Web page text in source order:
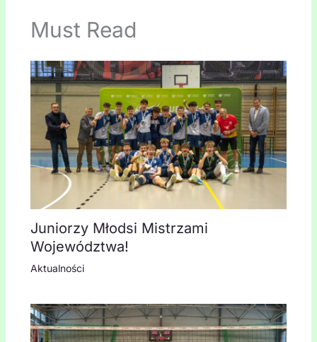
Must Read
Juniorzy Młodsi Mistrzami
Województwa!
Aktualności